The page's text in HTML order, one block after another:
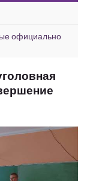
официально